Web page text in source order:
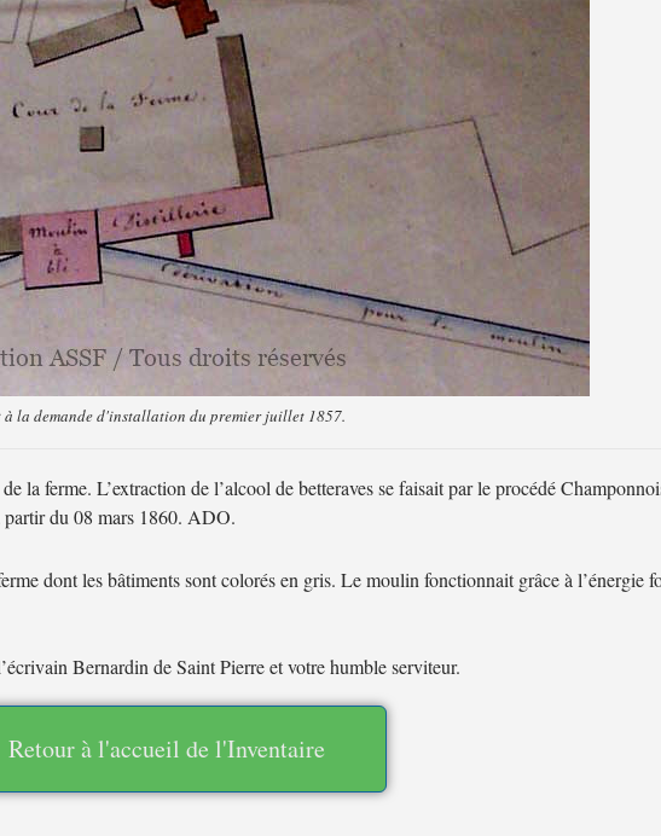
la demande d'installation du premier juillet 1857.
la ferme. L’extraction de l’alcool de betteraves se faisait par le procédé
partir du 08 mars 1860. ADO.
dont les bâtiments sont colorés en gris. Le moulin fonctionnait grâce à l’énergie
Bernardin de Saint Pierre et votre humble serviteur.
Retour à l'accueil de l'Inventaire